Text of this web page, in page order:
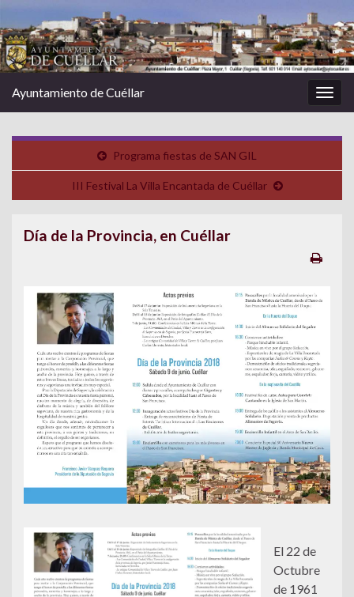
la
Ayuntamiento de Cuéllar
Programa fiestas de SAN GIL
III Festival La Villa Encantada de Cuéllar
Día de la Provincia, en Cuéllar
El 22 de
Octubre
de 1961